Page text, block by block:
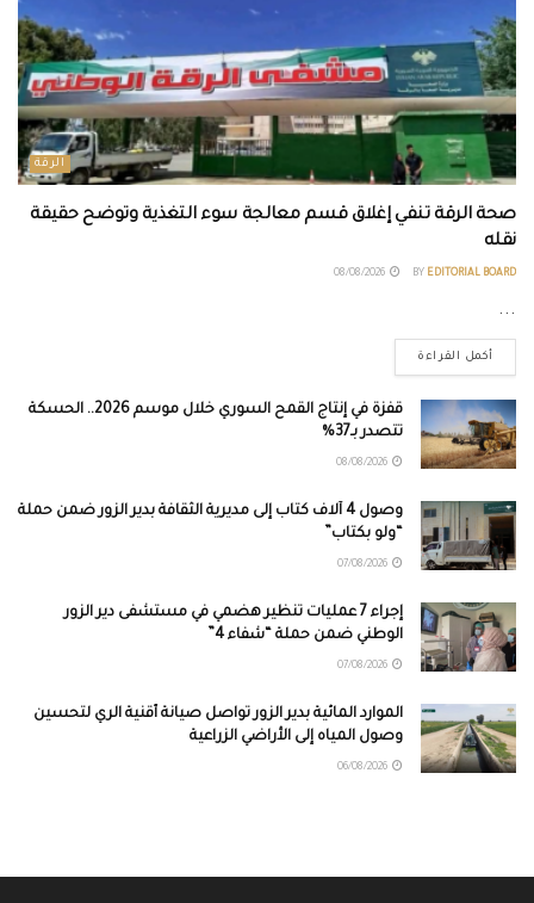
الرقة
صحة الرقة تنفي إغلاق قسم معالجة سوء التغذية وتوضح حقيقة
نقله
BY EDITORIAL BOARD
...
أكمل القراءة
قفزة في إنتاج القمح السوري خلال موسم 2026.. الحسكة
تتصدر بـ37%
وصول 4 آلاف كتاب إلى مديرية الثقافة بدير الزور ضمن حملة
“ولو بكتاب”
إجراء 7 عمليات تنظير هضمي في مستشفى دير الزور
الوطني ضمن حملة “شفاء 4”
الموارد المائية بدير الزور تواصل صيانة أقنية الري لتحسين
وصول المياه إلى الأراضي الزراعية